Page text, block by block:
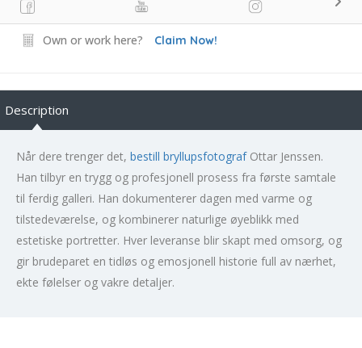
Own or work here? Claim Now!
Description
Når dere trenger det, bestill bryllupsfotografOttar Jenssen.
Han tilbyr en trygg og profesjonell prosess fra første samtale
til ferdig galleri. Han dokumenterer dagen med varme og
tilstedeværelse, og kombinerer naturlige øyeblikk med
estetiske portretter. Hver leveranse blir skapt med omsorg, og
gir brudeparet en tidløs og emosjonell historie full av nærhet,
ekte følelser og vakre detaljer.